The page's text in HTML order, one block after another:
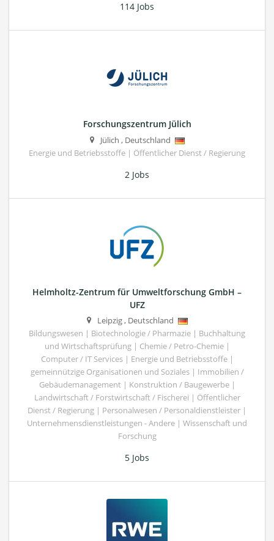
114 Jobs
Forschungszentrum Jülich
Jülich , Deutschland
Energie und Betriebsstoffe | Öffentlicher Dienst / Regierung
2 Jobs
Helmholtz-Zentrum für Umweltforschung GmbH –
UFZ
Leipzig, Deutschland
Bildungswesen | Biotechnologie / Pharmazie | Buchhaltung
und Wirtschaftsprüfung | Chemie / Petro-Chemie |
Computer / IT Services | Energie und Betriebsstoffe |
gemeinnützige Organisationen und Soziales | Immobilien /
Gebäudemanagement | Konstruktion / Baugewerbe |
Landwirtschaft / Forstwirtschaft / Fischerei | Öffentlicher
Dienst / Regierung | Personalwesen / Personaldienstleister |
Unternehmensdienstleistungen - Andere | Wissenschaft und
Forschung
5 Jobs